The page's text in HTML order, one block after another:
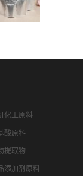
化工原料
酸原料
提取物
添加剂原料